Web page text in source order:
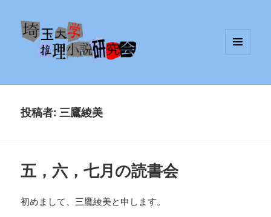
投稿者:三鷹綾美
五，六，七月の読書会
初めまして、三鷹綾美と申します。